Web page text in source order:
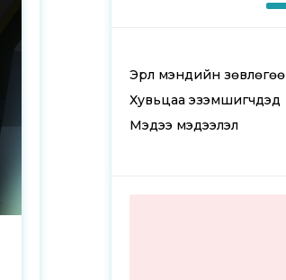
Эрүүл мэндийн зөвлөгөө
Хувьцаа эзэмшигчдэд
Мэдээ мэдээлэл